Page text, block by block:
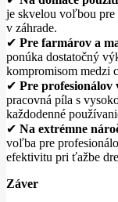
je skvelou voľbou pre
v záhrade.
✔ Pre farmárov a
ponúka dostatočný
kompromisom medzi
✔ Pre profesionálov
pracovná píla s
každodenné
✔ Na extrémne
voľba pre
efektivitu pri ťažbe
Záver